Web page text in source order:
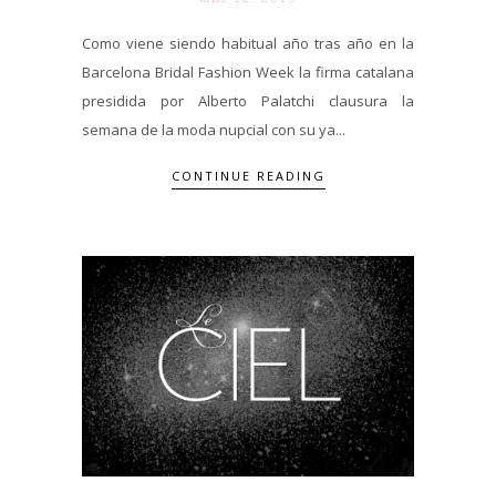
Como viene siendo habitual año tras año en la
Barcelona Bridal Fashion Week la firma catalana
presidida por Alberto Palatchi clausura la
semana de la moda nupcial con su ya...
CONTINUE READING